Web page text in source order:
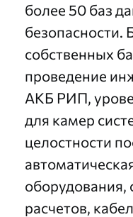
более 50 баз
безопасности.
собственных
проведение
АКБ РИП,
для камер
целостности
оборудования,
расчетов,